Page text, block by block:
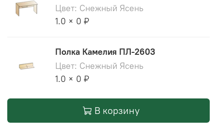
Цвет: Снежный Ясень
1.0 × 0 ₽
Полка Камелия ПЛ-2603
Цвет: Снежный Ясень
1.0 × 0 ₽
В корзину